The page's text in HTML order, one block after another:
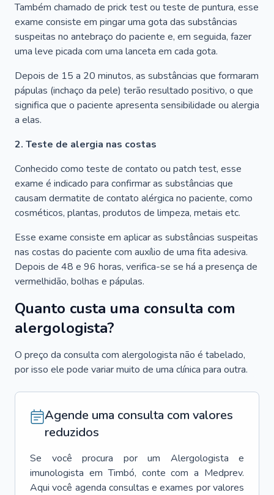
Também chamado de prick test ou teste de puntura, esse
exame consiste em pingar uma gota das substâncias
suspeitas no antebraço do paciente e, em seguida, fazer
uma leve picada com uma lanceta em cada gota.
Depois de 15 a 20 minutos, as substâncias que formaram
pápulas (inchaço da pele) terão resultado positivo, o que
significa que o paciente apresenta sensibilidade ou alergia
a elas.
2. Teste de alergia nas costas
Conhecido como teste de contato ou patch test, esse
exame é indicado para confirmar as substâncias que
causam dermatite de contato alérgica no paciente, como
cosméticos, plantas, produtos de limpeza, metais etc.
Esse exame consiste em aplicar as substâncias suspeitas
nas costas do paciente com auxílio de uma fita adesiva.
Depois de 48 e 96 horas, verifica-se se há a presença de
vermelhidão, bolhas e pápulas.
Quanto custa uma consulta com
alergologista?
O preço da consulta com alergologista não é tabelado,
por isso ele pode variar muito de uma clínica para outra.
Agende uma consulta com valores
reduzidos
Se você procura por um
Alergologista e
imunologista em Timbó, conte com a Medprev.
Aqui você agenda consultas e exames por valores